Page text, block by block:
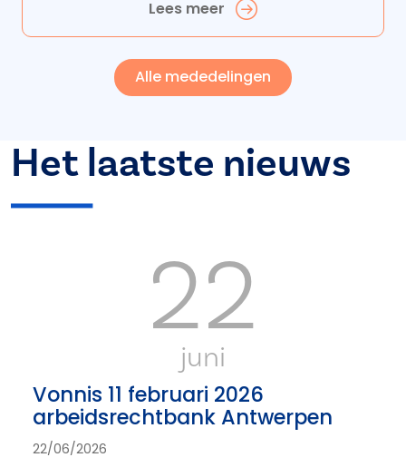
Lees meer
Alle mededelingen
Het laatste nieuws
22
juni
Vonnis 11 februari 2026
arbeidsrechtbank Antwerpen
22/06/2026